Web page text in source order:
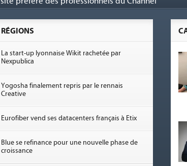
RÉGIONS
La start-up lyonnaise Wikit rachetée par
Nexpublica
Yogosha finalement repris par le rennais
Creative
Eurofiber vend ses datacenters français à Etix
Blue se refinance pour une nouvelle phase de
croissance